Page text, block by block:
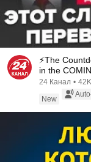
⚡️The
in the
Putin requ...
24 Канал •
New